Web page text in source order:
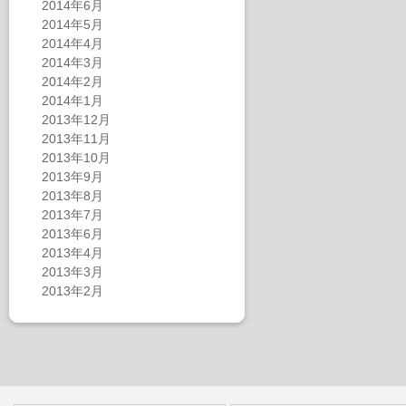
2014年6月
2014年5月
2014年4月
2014年3月
2014年2月
2014年1月
2013年12月
2013年11月
2013年10月
2013年9月
2013年8月
2013年7月
2013年6月
2013年4月
2013年3月
2013年2月